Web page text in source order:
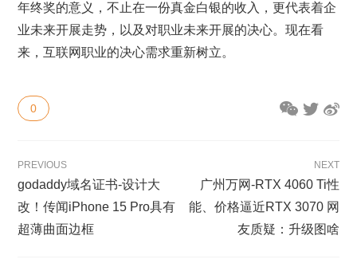
年终奖的意义，不止在一份真金白银的收入，更代表着企
业未来开展走势，以及对职业未来开展的决心。现在看
来，互联网职业的决心需求重新树立。
0
PREVIOUS
godaddy域名证书-设计大
改！传闻iPhone 15 Pro具有
超薄曲面边框
NEXT
广州万网-RTX 4060 Ti性
能、价格逼近RTX 3070 网
友质疑：升级图啥